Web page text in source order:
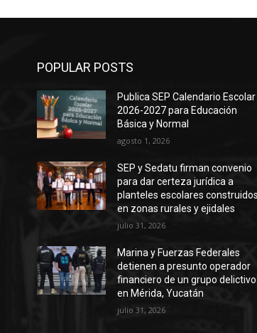
POPULAR POSTS
Publica SEP Calendario Escolar
2026-2027 para Educación
Básica y Normal
agosto 1, 2026
SEP y Sedatu firman convenio
para dar certeza jurídica a
planteles escolares construidos
en zonas rurales y ejidales
julio 31, 2026
Marina y Fuerzas Federales
detienen a presunto operador
financiero de un grupo delictivo
en Mérida, Yucatán
julio 31, 2026